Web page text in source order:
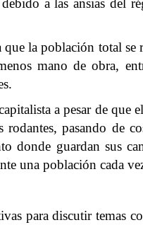
a las ansias del
la población total
mano de obra,
a pesar de
pasando de
donde guardan sus
una población cada
para discutir temas